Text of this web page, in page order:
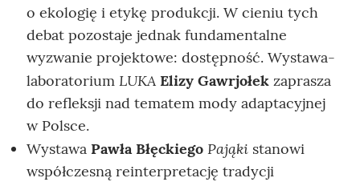
o ekologię i etykę produkcji. W cieniu tych
debat pozostaje jednak fundamentalne
wyzwanie projektowe: dostępność. Wystawa-
laboratorium LUKA Elizy Gawrjołek zaprasza
do refleksji nad tematem mody adaptacyjnej
w Polsce.
Wystawa Pawła Błęckiego Pająki stanowi
współczesną reinterpretację tradycji